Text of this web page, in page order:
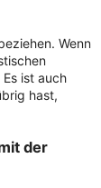
Wenn
ist auch
hast,
der